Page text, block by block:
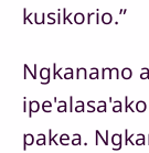
kusikorio.”
Ngkanamo
pakea.